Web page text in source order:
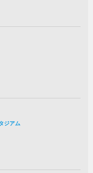
ジアム